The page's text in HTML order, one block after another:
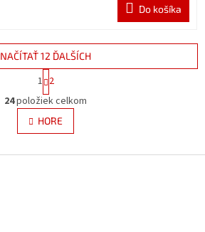
Do košíka
O
v
l
á
NAČÍTAŤ 12 ĎALŠÍCH
S
t
r
á
n
k
v
1 2
24položiek celkom
HORE